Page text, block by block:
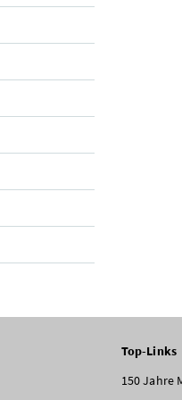
Top-Links
150 Jahre